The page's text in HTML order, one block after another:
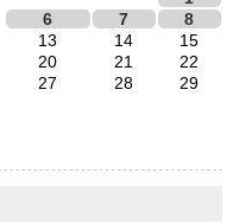
6 7
8
13 14
15
20 21
22
27 28
29